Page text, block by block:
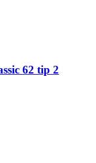
62 tip 2